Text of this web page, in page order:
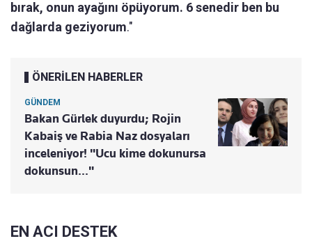
bırak, onun ayağını öpüyorum. 6 senedir ben bu
dağlarda geziyorum."
ÖNERİLEN HABERLER
GÜNDEM
Bakan Gürlek duyurdu; Rojin
Kabaiş ve Rabia Naz dosyaları
inceleniyor! "Ucu kime dokunursa
dokunsun..."
EN ACI DESTEK